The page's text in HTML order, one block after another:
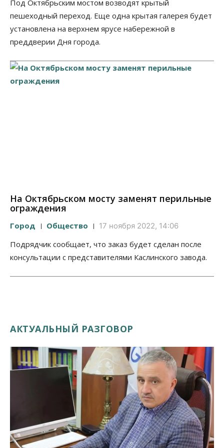
Под Октябрьским мостом возводят крытый
пешеходный переход. Еще одна крытая галерея будет
установлена на верхнем ярусе набережной в
преддверии Дня города.
На Октябрьском мосту заменят перильные
ограждения
Город Общество 17 ноября 2022, 14:06
Подрядчик сообщает, что заказ будет сделан после
консультации с представителями Каслинского завода.
АКТУАЛЬНЫЙ РАЗГОВОР